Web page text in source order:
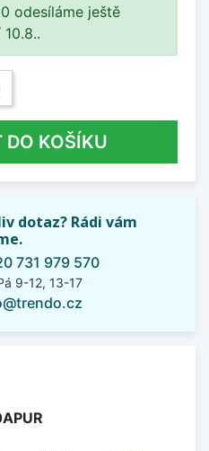
odesíláme ještě
DO KOŠÍKU
dotaz? Rádi vám
731 979 570
9-12, 13-17